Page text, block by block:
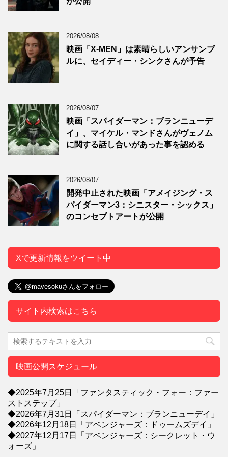
2026/08/08
映画「X-MEN」は素晴らしいアンサンブ
ルに、セイディー・シンクさんが予告
2026/08/07
映画「スパイダーマン：ブランニューデ
イ」、マイケル・マンドさんがヴェノム
に関する話し合いがあった事を認める
2026/08/07
開発中止された映画「アメイジング・ス
パイダーマン3：シニスター・シックス」
のコンセプトアートが公開
Xで更新情報をツイート中
サイト内検索はこちら
映画公開スケジュール
◆2025年7月25日「ファンタスティック・フォー：ファー
ストステップ」
◆2026年7月31日「スパイダーマン：ブランニューデイ」
◆2026年12月18日「アベンジャーズ：ドゥームズデイ」
◆2027年12月17日「アベンジャーズ：シークレット・ウ
ォーズ」